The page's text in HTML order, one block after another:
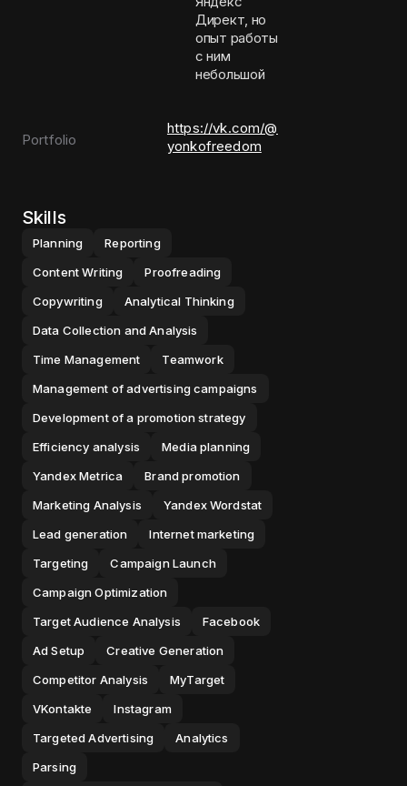
Директ, но
опыт работы
с ним
небольшой
Portfolio
https://vk.com/@
yonkofreedom
Skills
Planning
Reporting
Content Writing
Proofreading
Copywriting
Analytical Thinking
Data Collection and Analysis
Time Management
Teamwork
Management of advertising campaigns
Development of a promotion strategy
Efficiency analysis
Media planning
Yandex Metrica
Brand promotion
Marketing Analysis
Yandex Wordstat
Lead generation
Internet marketing
Targeting
Campaign Launch
Campaign Optimization
Target Audience Analysis
Facebook
Ad Setup
Creative Generation
Competitor Analysis
MyTarget
VKontakte
Instagram
Targeted Advertising
Analytics
Parsing